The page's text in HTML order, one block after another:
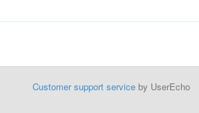
Customer support service by UserEcho